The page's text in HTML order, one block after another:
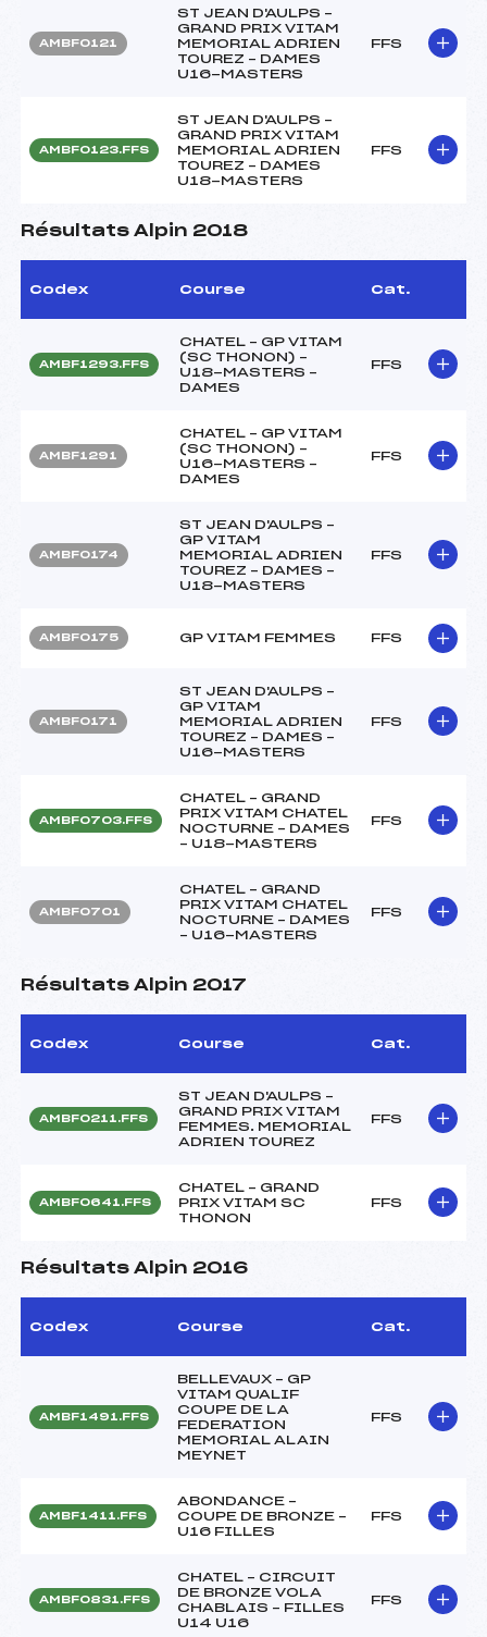
AMBF0121
ST JEAN D'AULPS –
GRAND PRIX VITAM
MEMORIAL ADRIEN
TOUREZ – DAMES
U16-MASTERS
FFS
AMBF0123.FFS
ST JEAN D'AULPS –
GRAND PRIX VITAM
MEMORIAL ADRIEN
TOUREZ – DAMES
U18-MASTERS
FFS
Résultats Alpin 2018
Codex Course Cat.
AMBF1293.FFS
CHATEL – GP VITAM
(SC THONON) –
U18-MASTERS –
DAMES
FFS
AMBF1291
CHATEL – GP VITAM
(SC THONON) –
U16-MASTERS –
DAMES
FFS
AMBF0174
ST JEAN D'AULPS –
GP VITAM
MEMORIAL ADRIEN
TOUREZ – DAMES –
U18-MASTERS
FFS
AMBF0175 GP VITAM FEMMES FFS
AMBF0171
ST JEAN D'AULPS –
GP VITAM
MEMORIAL ADRIEN
TOUREZ – DAMES –
U16-MASTERS
FFS
AMBF0703.FFS
CHATEL – GRAND
PRIX VITAM CHATEL
NOCTURNE – DAMES
– U18-MASTERS
FFS
AMBF0701
CHATEL – GRAND
PRIX VITAM CHATEL
NOCTURNE – DAMES
– U16-MASTERS
FFS
Résultats Alpin 2017
Codex Course Cat.
AMBF0211.FFS
ST JEAN D'AULPS –
GRAND PRIX VITAM
FEMMES. MEMORIAL
ADRIEN TOUREZ
FFS
AMBF0641.FFS
CHATEL – GRAND
PRIX VITAM SC
THONON
FFS
Résultats Alpin 2016
Codex Course Cat.
AMBF1491.FFS
BELLEVAUX – GP
VITAM QUALIF
COUPE DE LA
FEDERATION
MEMORIAL ALAIN
MEYNET
FFS
AMBF1411.FFS
ABONDANCE –
COUPE DE BRONZE –
U16 FILLES
FFS
AMBF0831.FFS
CHATEL – CIRCUIT
DE BRONZE VOLA
CHABLAIS – FILLES
U14 U16
FFS